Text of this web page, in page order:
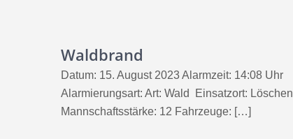
Waldbrand
Datum: 15. August 2023 Alarmzeit: 14:08 Uhr
Alarmierungsart: Art: Wald Einsatzort: Löschen
Mannschaftsstärke: 12 Fahrzeuge: […]